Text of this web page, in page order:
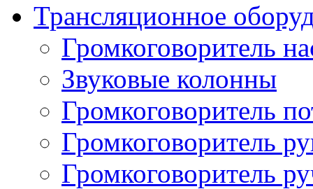
Трансляционное
Громкоговоритель
Звуковые колонны
Громкоговоритель
Громкоговоритель
Громкоговоритель